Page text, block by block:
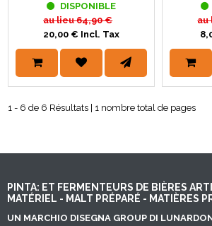
DISPONIBLE
au lieu64,90 €
20,00 € Incl. Tax
au
1 - 6 de 6 Résultats | 1 nombre total de pages
PINTA: ET FERMENTEURS DE BIÈRES
MATÉRIEL - MALT PRÉPARÉ - MATIÈRES
UN MARCHIO DISEGNA GROUP DI